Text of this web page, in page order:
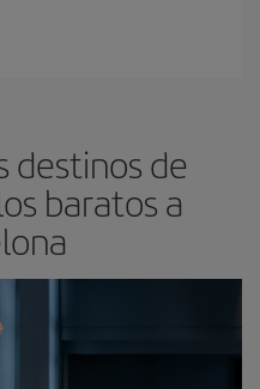
destinos de
baratos a